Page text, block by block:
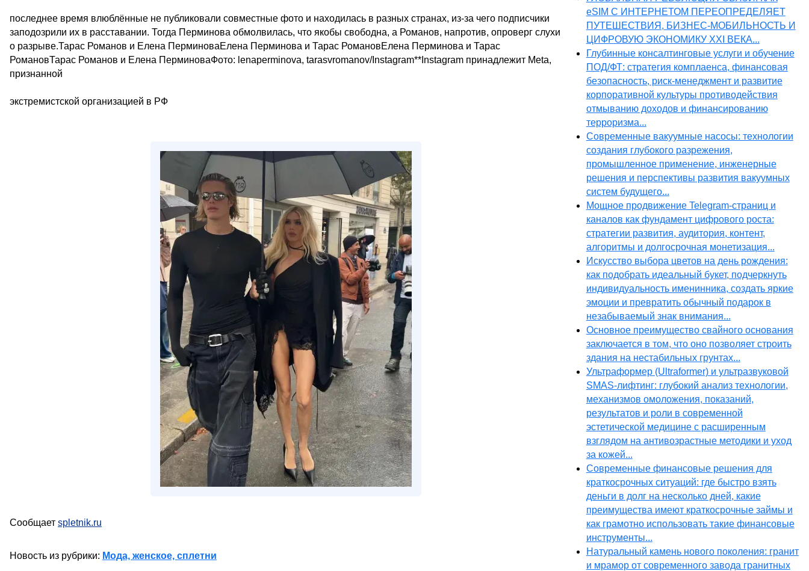
последнее время влюблённые не публиковали совместные фото и находилась в разных странах, из-за чего подписчики
заподозрили их в расставании. Тогда Перминова обмолвилась, что якобы свободна, а Романов, напротив, опроверг слухи
о разрыве.Тарас Романов и Елена ПерминоваЕлена Перминова и Тарас РомановЕлена Перминова и Тарас
РомановТарас Романов и Елена ПерминоваФото: lenaperminova, tarasvromanov/Instagram**Instagram принадлежит Meta,
признанной
экстремистской организацией в РФ
Сообщает spletnik.ru
Новость из рубрики: Мода, женское, сплетни
eSIM С ИНТЕРНЕТОМ ПЕРЕОПРЕДЕЛЯЕТ
ПУТЕШЕСТВИЯ, БИЗНЕС-МОБИЛЬНОСТЬ И
ЦИФРОВУЮ ЭКОНОМИКУ XXI ВЕКА...
Глубинные консалтинговые услуги и обучение
ПОД/ФТ: стратегия комплаенса, финансовая
безопасность, риск-менеджмент и развитие
корпоративной культуры противодействия
отмыванию доходов и финансированию
терроризма...
Современные вакуумные насосы: технологии
создания глубокого разрежения,
промышленное применение, инженерные
решения и перспективы развития вакуумных
систем будущего...
Мощное продвижение Telegram-страниц и
каналов как фундамент цифрового роста:
стратегии развития, аудитория, контент,
алгоритмы и долгосрочная монетизация...
Искусство выбора цветов на день рождения:
как подобрать идеальный букет, подчеркнуть
индивидуальность именинника, создать яркие
эмоции и превратить обычный подарок в
незабываемый знак внимания...
Основное преимущество свайного основания
заключается в том, что оно позволяет строить
здания на нестабильных грунтах...
Ультраформер (Ultraformer) и ультразвуковой
SMAS-лифтинг: глубокий анализ технологии,
механизмов омоложения, показаний,
результатов и роли в современной
эстетической медицине с расширенным
взглядом на антивозрастные методики и уход
за кожей...
Современные финансовые решения для
краткосрочных ситуаций: где быстро взять
деньги в долг на несколько дней, какие
преимущества имеют краткосрочные займы и
как грамотно использовать такие финансовые
инструменты...
Натуральный камень нового поколения: гранит
и мрамор от современного завода гранитных